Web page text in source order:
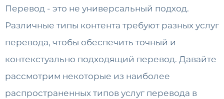
Перевод - это не универсальный подход.
Различные типы контента требуют разных услуг
перевода, чтобы обеспечить точный и
контекстуально подходящий перевод. Давайте
рассмотрим некоторые из наиболее
распространенных типов услуг перевода в